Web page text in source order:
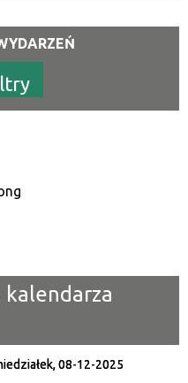
kalendarza
08-12-2025